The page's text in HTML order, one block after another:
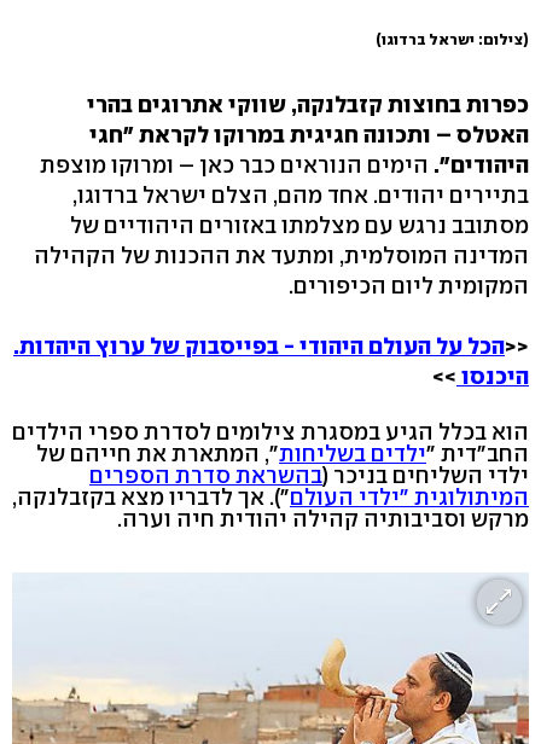
(צילום: ישראל ברדוגו)
כפרות בחוצות קזבלנקה, שווקי אתרוגים בהרי
האטלס – ותכונה חגיגית במרוקו לקראת "חגי
היהודים". הימים הנוראים כבר כאן – ומרוקו מוצפת
בתיירים יהודים. אחד מהם, הצלם ישראל ברדוגו,
מסתובב נרגש עם מצלמתו באזורים היהודיים של
המדינה המוסלמית, ומתעד את ההכנות של הקהילה
המקומית ליום הכיפורים.
<<הכל על העולם היהודי - בפייסבוק של ערוץ היהדות.
היכנסו >>
הוא בכלל הגיע במסגרת צילומים לסדרת ספרי הילדים
החב"דית "ילדים בשליחות", המתארת את חייהם של
ילדי השליחים בניכר (בהשראת סדרת הספרים
המיתולוגית "ילדי העולם"). אך לדבריו מצא בקזבלנקה,
מרקש וסביבותיה קהילה יהודית חיה וערה.